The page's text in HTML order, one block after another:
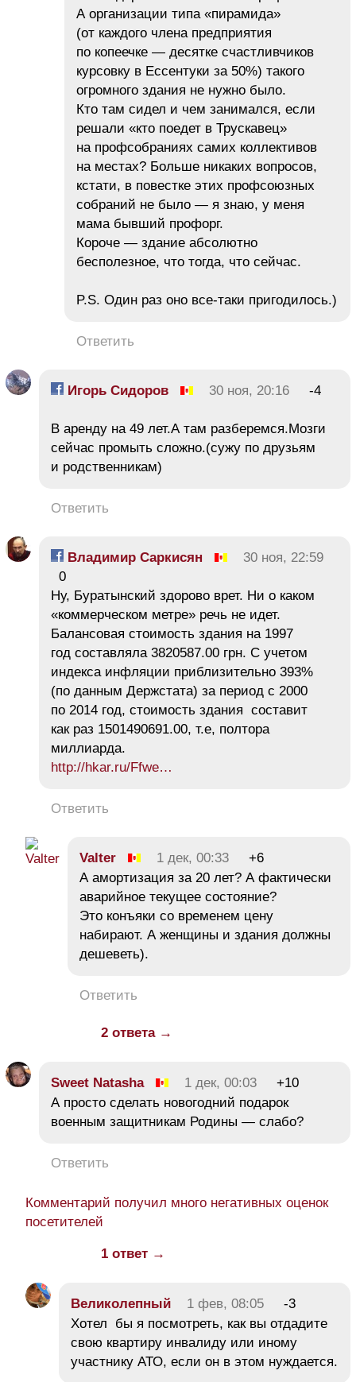
А организации типа «пирамида»
(от каждого члена предприятия
по копеечке — десятке счастливчиков
курсовку в Ессентуки за 50%) такого
огромного здания не нужно было.
Кто там сидел и чем занимался, если
решали «кто поедет в Трускавец»
на профсобраниях самих коллективов
на местах? Больше никаких вопросов,
кстати, в повестке этих профсоюзных
собраний не было — я знаю, у меня
мама бывший профорг.
Короче — здание абсолютно
бесполезное, что тогда, что сейчас.
P.S. Один раз оно все-таки пригодилось.)
Ответить
Игорь Сидоров 30 ноя, 20:16 -4
В аренду на 49 лет.А там разберемся.Мозги
сейчас промыть сложно.(сужу по друзьям
и родственникам)
Ответить
Владимир Саркисян
30 ноя, 22:59
0
Ну, Буратынский здорово врет. Ни о каком
«коммерческом метре» речь не идет.
Балансовая стоимость здания на 1997
год составляла 3820587.00 грн. С учетом
индекса инфляции приблизительно 393%
(по данным Держстата) за период с 2000
по 2014 год, стоимость здания составит
как раз 1501490691.00, т.е, полтора
миллиарда.
http://hkar.ru/Ffwe…
Ответить
Valter 1 дек, 00:33
+6
А амортизация за 20 лет? А фактически
аварийное текущее состояние?
Это конъяки со временем цену
набирают. А женщины и здания должны
дешеветь).
Ответить
2 ответа →
Sweet Natasha 1 дек, 00:03
+10
А просто сделать новогодний подарок
военным защитникам Родины — слабо?
Ответить
Комментарий получил много негативных оценок
посетителей
1 ответ →
Великолепный 1 фев, 08:05
-3
Хотел бы я посмотреть, как вы отдадите
свою квартиру инвалиду или иному
участнику АТО, если он в этом нуждается.